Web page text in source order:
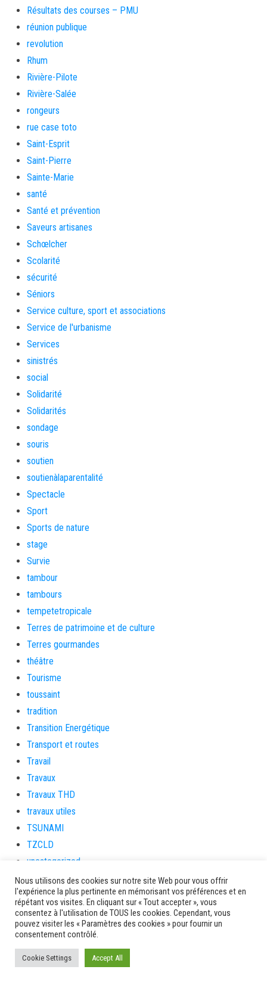
Résultats des courses – PMU
réunion publique
revolution
Rhum
Rivière-Pilote
Rivière-Salée
rongeurs
rue case toto
Saint-Esprit
Saint-Pierre
Sainte-Marie
santé
Santé et prévention
Saveurs artisanes
Schœlcher
Scolarité
sécurité
Séniors
Service culture, sport et associations
Service de l'urbanisme
Services
sinistrés
social
Solidarité
Solidarités
sondage
souris
soutien
soutienàlaparentalité
Spectacle
Sport
Sports de nature
stage
Survie
tambour
tambours
tempetetropicale
Terres de patrimoine et de culture
Terres gourmandes
théâtre
Tourisme
toussaint
tradition
Transition Energétique
Transport et routes
Travail
Travaux
Travaux THD
travaux utiles
TSUNAMI
TZCLD
uncategorized
Venir en Martinique
Video
vidététladjéko
Vie Municipale
vigilanceROUGE
Nous utilisons des cookies sur notre site Web pour vous offrir
l'expérience la plus pertinente en mémorisant vos préférences et en
répétant vos visites. En cliquant sur « Tout accepter », vous
consentez à l'utilisation de TOUS les cookies. Cependant, vous
pouvez visiter les « Paramètres des cookies » pour fournir un
consentement contrôlé.
Cookie Settings Accept All